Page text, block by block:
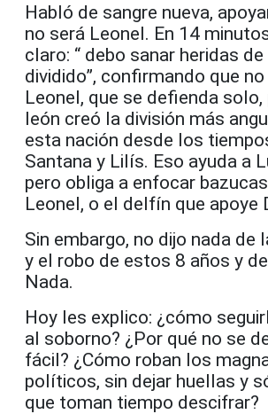
Habló de sangre nueva,
no será Leonel. En 14
claro: “ debo sanar heridas de
dividido”, confirmando que
Leonel, que se defienda solo,
león creó la división más
esta nación desde los
Santana y Lilís. Eso ayuda a
pero obliga a enfocar
Leonel, o el delfín que apoye
Sin embargo, no dijo nada de
y el robo de estos 8 años y
Nada.
Hoy les explico: ¿cómo
al soborno? ¿Por qué no se
fácil? ¿Cómo roban los
políticos, sin dejar huellas y
que toman tiempo descifrar?